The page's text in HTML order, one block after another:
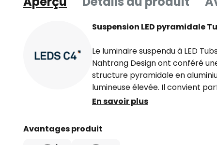
Suspension LED pyramidale
Le luminaire suspendu à LED
Nahtrang Design ont conféré
structure pyramidale en
lumineuse élevée. Il convient
lumineuse de grandes pièces,
elle se combine avec les
En savoir plus
Avantages produit